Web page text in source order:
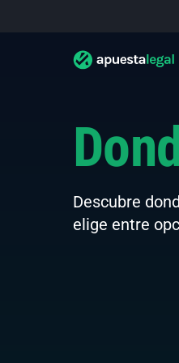
Descubre
elige entre